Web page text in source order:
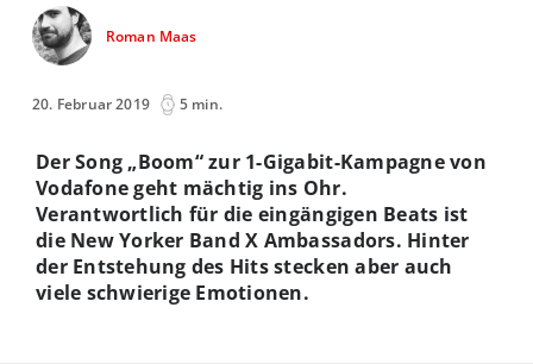
Roman Maas
20. Februar 2019 5 min.
Der Song „Boom“ zur 1-Gigabit-Kampagne von
Vodafone geht mächtig ins Ohr.
Verantwortlich für die eingängigen Beats ist
die New Yorker Band X Ambassadors. Hinter
der Entstehung des Hits stecken aber auch
viele schwierige Emotionen.